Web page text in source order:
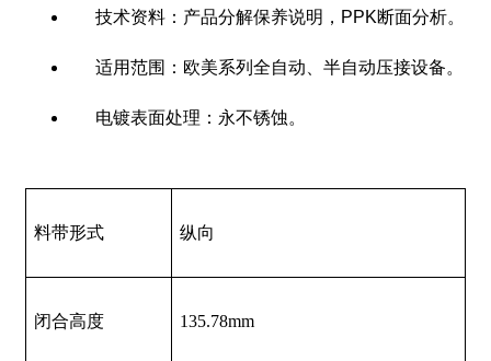
技术资料：产品分解保养说明，PPK断面分析。
适用范围：欧美系列全自动、半自动压接设备。
电镀表面处理：永不锈蚀。
料带形式 纵向
闭合高度 135.78mm